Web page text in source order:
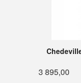
3 895,00